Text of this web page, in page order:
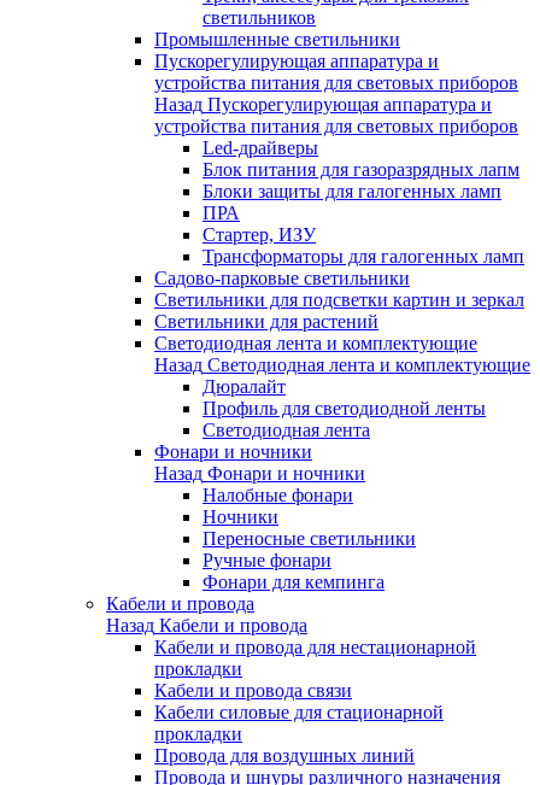
светильников
Промышленные светильники
Пускорегулирующая аппаратура и
устройства питания для световых приборов
Назад Пускорегулирующая аппаратура и
устройства питания для световых приборов
Led-драйверы
Блок питания для газоразрядных лапм
Блоки защиты для галогенных ламп
ПРА
Стартер, ИЗУ
Трансформаторы для галогенных ламп
Садово-парковые светильники
Светильники для подсветки картин и зеркал
Светильники для растений
Светодиодная лента и комплектующие
Назад Светодиодная лента и комплектующие
Дюралайт
Профиль для светодиодной ленты
Светодиодная лента
Фонари и ночники
Назад Фонари и ночники
Налобные фонари
Ночники
Переносные светильники
Ручные фонари
Фонари для кемпинга
Кабели и провода
Назад Кабели и провода
Кабели и провода для нестационарной
прокладки
Кабели и провода связи
Кабели силовые для стационарной
прокладки
Провода для воздушных линий
Провода и шнуры различного назначения